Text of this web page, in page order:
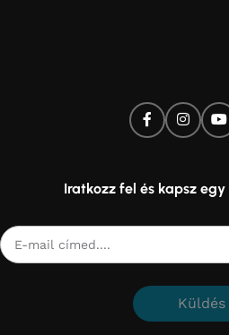
Iratkozz fel és kapsz
Küldés